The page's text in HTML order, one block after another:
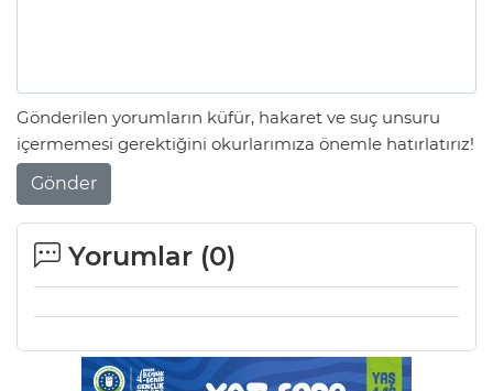
Gönderilen yorumların küfür, hakaret ve suç unsuru
içermemesi gerektiğini okurlarımıza önemle hatırlatırız!
Gönder
Yorumlar (0)